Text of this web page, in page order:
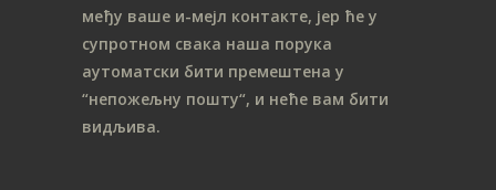
међу ваше и-мејл контакте, јер ће у
супротном свака наша порука
аутоматски бити премештена у
“непожељну пошту“, и неће вам бити
видљива.